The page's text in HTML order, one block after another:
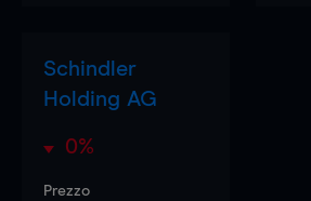
Schindler
Holding AG
0%
Prezzo